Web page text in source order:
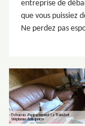
entreprise de
que vous puissiez
Ne perdez pas